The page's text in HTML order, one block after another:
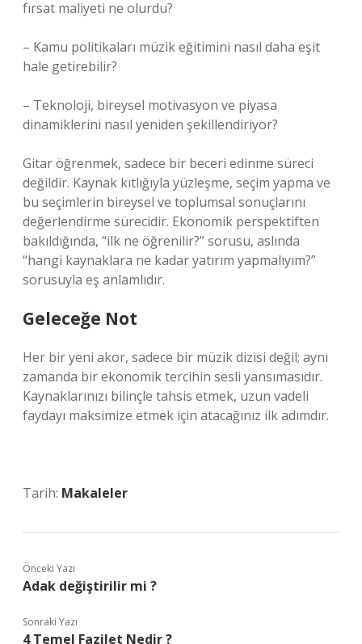
fırsat maliyeti ne olurdu?
– Kamu politikaları müzik eğitimini nasıl daha eşit
hale getirebilir?
– Teknoloji, bireysel motivasyon ve piyasa
dinamiklerini nasıl yeniden şekillendiriyor?
Gitar öğrenmek, sadece bir beceri edinme süreci
değildir. Kaynak kıtlığıyla yüzleşme, seçim yapma ve
bu seçimlerin bireysel ve toplumsal sonuçlarını
değerlendirme sürecidir. Ekonomik perspektiften
bakıldığında, “ilk ne öğrenilir?” sorusu, aslında
“hangi kaynaklara ne kadar yatırım yapmalıyım?”
sorusuyla eş anlamlıdır.
Geleceğe Not
Her bir yeni akor, sadece bir müzik dizisi değil; aynı
zamanda bir ekonomik tercihin sesli yansımasıdır.
Kaynaklarınızı bilinçle tahsis etmek, uzun vadeli
faydayı maksimize etmek için atacağınız ilk adımdır.
Tarih: Makaleler
Önceki Yazı
Adak değiştirilir mi ?
Sonraki Yazı
4 Temel Fazilet Nedir ?